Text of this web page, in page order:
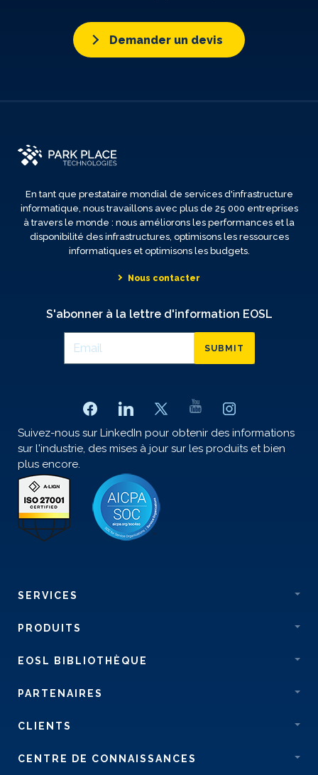
Demander un devis
En tant que prestataire mondial de services d'infrastructure
informatique, nous travaillons avec plus de 25 000 entreprises
à travers le monde : nous améliorons les performances et la
disponibilité des infrastructures, optimisons les ressources
informatiques et optimisons les budgets.
Nous contacter
S'abonner à la lettre d'information EOSL
SUBMIT
Suivez-nous sur LinkedIn pour obtenir des informations
sur l'industrie, des mises à jour sur les produits et bien
plus encore.
SERVICES
PRODUITS
EOSL BIBLIOTHÈQUE
PARTENAIRES
CLIENTS
CENTRE DE CONNAISSANCES